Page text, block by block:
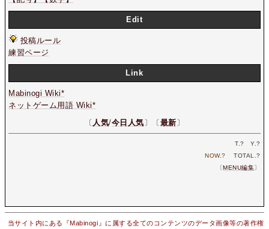
Edit
投稿ルール
練習ページ
Link
Mabinogi Wiki*
ネットゲーム用語 Wiki*
〔 人気/今日人気 〕〔 最新 〕
T.? Y.?
NOW.? TOTAL.?
〔MENU編集〕
当サイト内にある『Mabinogi』に属する全てのコンテンツのデータ画像等の著作権